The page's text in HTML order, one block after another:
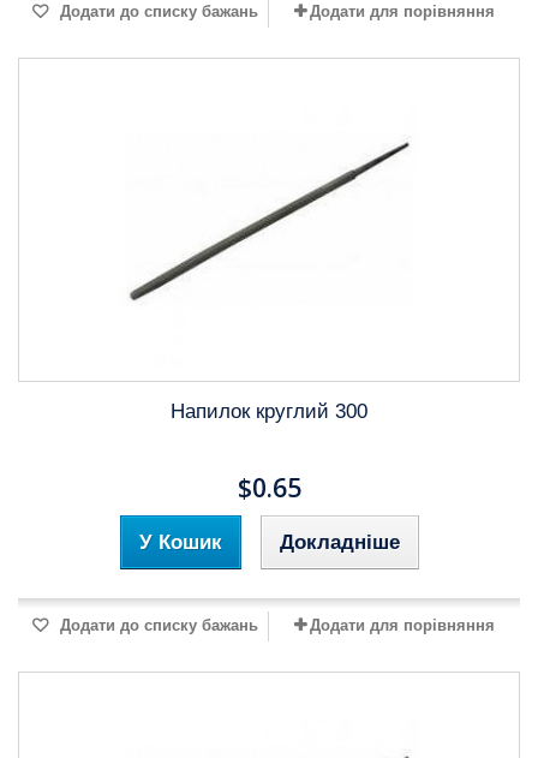
Додати до списку бажань Додати для порівняння
Напилок круглий 300
$0.65
У Кошик Докладніше
Додати до списку бажань Додати для порівняння